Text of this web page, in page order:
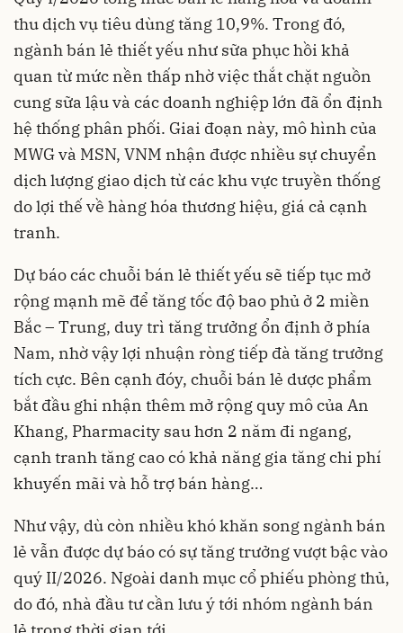
thu dịch vụ tiêu dùng tăng 10,9%. Trong đó,
ngành bán lẻ thiết yếu như sữa phục hồi khả
quan từ mức nền thấp nhờ việc thắt chặt nguồn
cung sữa lậu và các doanh nghiệp lớn đã ổn định
hệ thống phân phối. Giai đoạn này, mô hình của
MWG và MSN, VNM nhận được nhiều sự chuyển
dịch lượng giao dịch từ các khu vực truyền thống
do lợi thế về hàng hóa thương hiệu, giá cả cạnh
tranh.
Dự báo các chuỗi bán lẻ thiết yếu sẽ tiếp tục mở
rộng mạnh mẽ để tăng tốc độ bao phủ ở 2 miền
Bắc – Trung, duy trì tăng trưởng ổn định ở phía
Nam, nhờ vậy lợi nhuận ròng tiếp đà tăng trưởng
tích cực. Bên cạnh đóy, chuỗi bán lẻ dược phẩm
bắt đầu ghi nhận thêm mở rộng quy mô của An
Khang, Pharmacity sau hơn 2 năm đi ngang,
cạnh tranh tăng cao có khả năng gia tăng chi phí
khuyến mãi và hỗ trợ bán hàng…
Như vậy, dù còn nhiều khó khăn song ngành bán
lẻ vẫn được dự báo có sự tăng trưởng vượt bậc vào
quý II/2026. Ngoài danh mục cổ phiếu phòng thủ,
do đó, nhà đầu tư cần lưu ý tới nhóm ngành bán